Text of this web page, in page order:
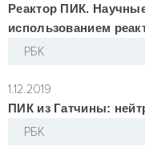
Реактор ПИК.
использованием
РБК
1.12.2019
ПИК из Гатчины:
РБК